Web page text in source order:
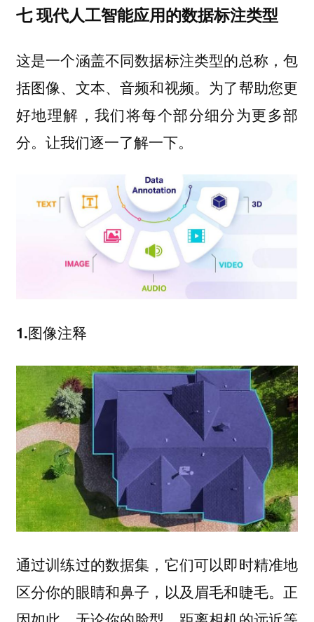
七 现代人工智能应用的数据标注类型
这是一个涵盖不同数据标注类型的总称，包
括图像、文本、音频和视频。为了帮助您更
好地理解，我们将每个部分细分为更多部
分。让我们逐一了解一下。
1.图像注释
通过训练过的数据集，它们可以即时精准地
区分你的眼睛和鼻子，以及眉毛和睫毛。正